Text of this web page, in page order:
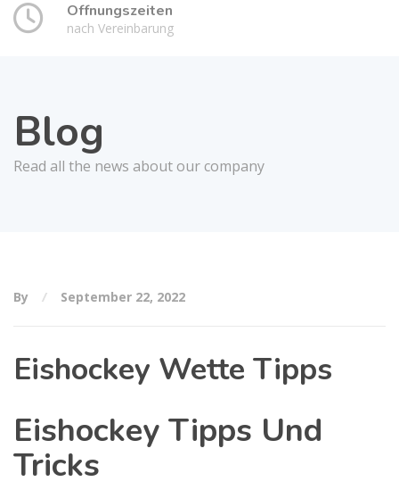
Öffnungszeiten
nach Vereinbarung
Blog
Read all the news about our company
By September 22, 2022
Eishockey Wette Tipps
Eishockey Tipps Und
Tricks